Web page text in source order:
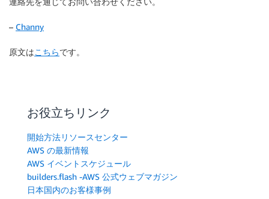
– Channy
原文はこちらです。
お役立ちリンク
開始方法リソースセンター
AWS の最新情報
AWS イベントスケジュール
builders.flash -AWS 公式ウェブマガジン
日本国内のお客様事例